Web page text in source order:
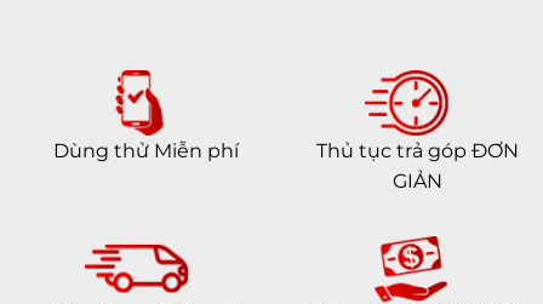
Dùng thử Miễn phí
Thủ tục trả góp ĐƠN
GIẢN